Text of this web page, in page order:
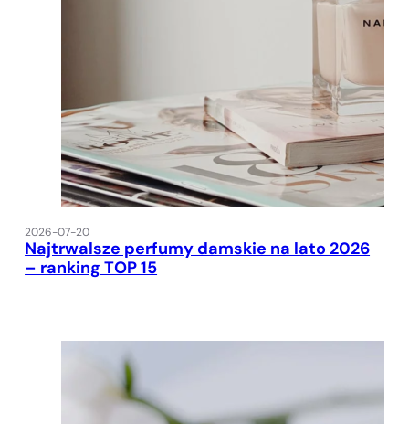
2026-07-20
Najtrwalsze perfumy damskie na lato 2026
– ranking TOP 15